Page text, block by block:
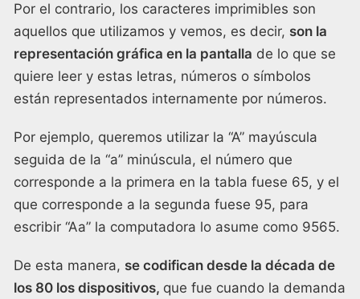
Por el contrario, los caracteres imprimibles son
aquellos que utilizamos y vemos, es decir, son la
representación gráfica en la pantalla de lo que se
quiere leer y estas letras, números o símbolos
están representados internamente por números.
Por ejemplo, queremos utilizar la “A” mayúscula
seguida de la “a” minúscula, el número que
corresponde a la primera en la tabla fuese 65, y el
que corresponde a la segunda fuese 95, para
escribir “Aa” la computadora lo asume como 9565.
De esta manera, se codifican desde la década de
los 80 los dispositivos, que fue cuando la demanda